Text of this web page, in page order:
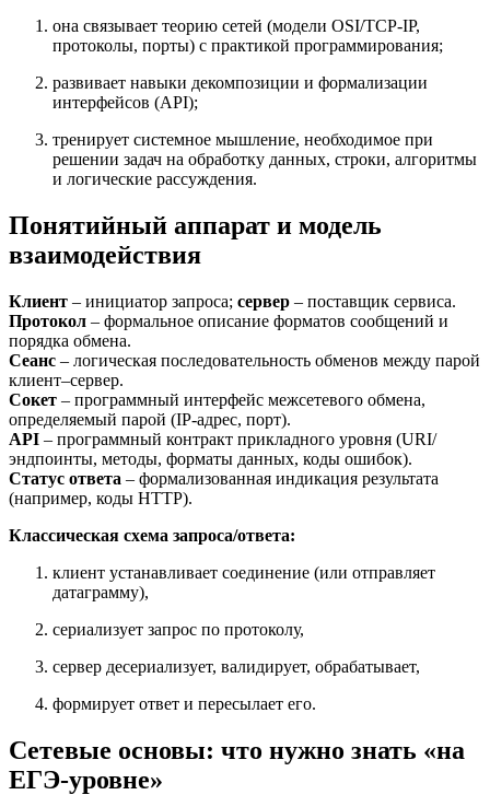
она связывает теорию сетей (модели OSI/TCP-IP,
протоколы, порты) с практикой программирования;
развивает навыки декомпозиции и формализации
интерфейсов (API);
тренирует системное мышление, необходимое при
решении задач на обработку данных, строки, алгоритмы
и логические рассуждения.
Понятийный аппарат и модель
взаимодействия
Клиент – инициатор запроса; сервер – поставщик сервиса.
Протокол – формальное описание форматов сообщений и
порядка обмена.
Сеанс – логическая последовательность обменов между парой
клиент–сервер.
Сокет – программный интерфейс межсетевого обмена,
определяемый парой (IP-адрес, порт).
API – программный контракт прикладного уровня (URI/
эндпоинты, методы, форматы данных, коды ошибок).
Статус ответа – формализованная индикация результата
(например, коды HTTP).
Классическая схема запроса/ответа:
клиент устанавливает соединение (или отправляет
датаграмму),
сериализует запрос по протоколу,
сервер десериализует, валидирует, обрабатывает,
формирует ответ и пересылает его.
Сетевые основы: что нужно знать «на
ЕГЭ-уровне»